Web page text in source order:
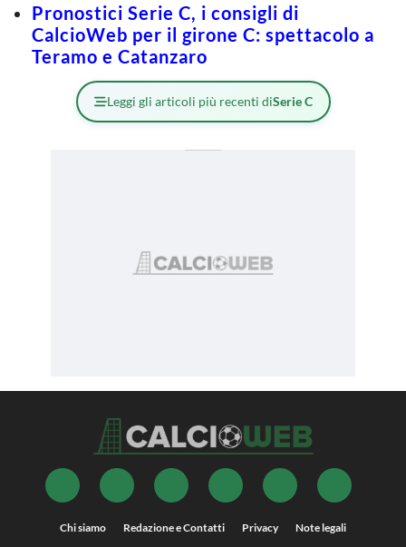
Pronostici Serie C, i consigli di
CalcioWeb per il girone C: spettacolo a
Teramo e Catanzaro
Leggi gli articoli più recenti diSerie C
Chi siamo Redazione e Contatti Privacy Note legali